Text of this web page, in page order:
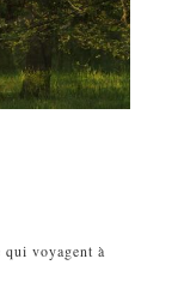
qui voyagent à